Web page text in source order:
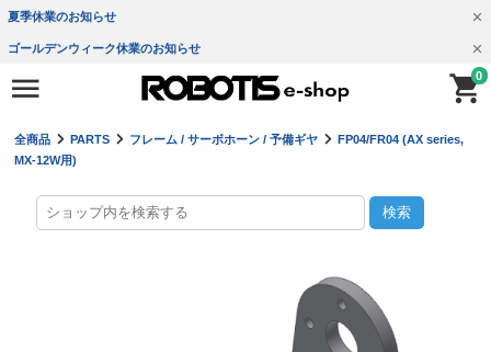
夏季休業のお知らせ
ゴールデンウィーク休業のお知らせ
0
全商品 PARTS フレーム / サーボホーン / 予備ギヤ
FP04/FR04 (AX series,
MX-12W用)